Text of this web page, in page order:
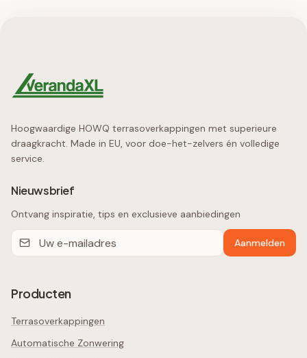
Hoogwaardige HOWQ terrasoverkappingen met superieure
draagkracht. Made in EU, voor doe-het-zelvers én volledige
service.
Nieuwsbrief
Ontvang inspiratie, tips en exclusieve aanbiedingen
Aanmelden
Producten
Terrasoverkappingen
Automatische Zonwering